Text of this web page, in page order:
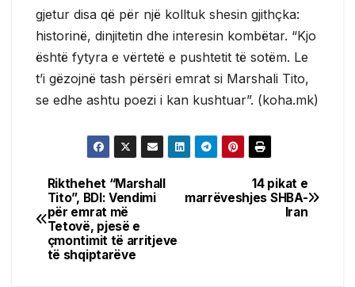
gjetur disa që për një kolltuk shesin gjithçka:
historinë, dinjitetin dhe interesin kombëtar. “Kjo
është fytyra e vërtetë e pushtetit të sotëm. Le
t’i gëzojnë tash përsëri emrat si Marshali Tito,
se edhe ashtu poezi i kan kushtuar”. (koha.mk)
Post
navigation
14 pikat e
marrëveshjes SHBA-
Iran
Rikthehet “Marshall
Tito”, BDI: Vendimi
për emrat më
Tetovë, pjesë e
çmontimit të arritjeve
të shqiptarëve